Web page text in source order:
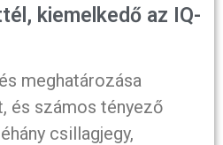
kiemelkedő az IQ-
meghatározása
és számos tényező
csillagjegy,